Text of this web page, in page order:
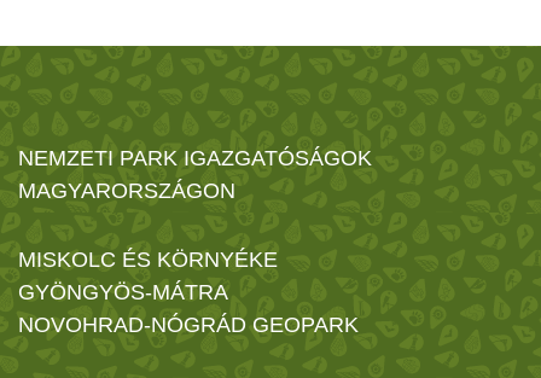
NEMZETI PARK IGAZGATÓSÁGOK
MAGYARORSZÁGON
MISKOLC ÉS KÖRNYÉKE
GYÖNGYÖS-MÁTRA
NOVOHRAD-NÓGRÁD GEOPARK